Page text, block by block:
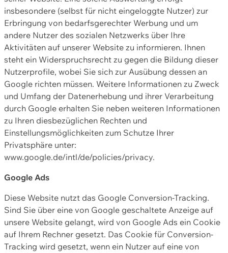
insbesondere (selbst für nicht eingeloggte Nutzer) zur
Erbringung von bedarfsgerechter Werbung und um
andere Nutzer des sozialen Netzwerks über Ihre
Aktivitäten auf unserer Website zu informieren. Ihnen
steht ein Widerspruchsrecht zu gegen die Bildung dieser
Nutzerprofile, wobei Sie sich zur Ausübung dessen an
Google richten müssen. Weitere Informationen zu Zweck
und Umfang der Datenerhebung und ihrer Verarbeitung
durch Google erhalten Sie neben weiteren Informationen
zu Ihren diesbezüglichen Rechten und
Einstellungsmöglichkeiten zum Schutze Ihrer
Privatsphäre unter:
www.google.de/intl/de/policies/privacy.
Google Ads
Diese Website nutzt das Google Conversion-Tracking.
Sind Sie über eine von Google geschaltete Anzeige auf
unsere Website gelangt, wird von Google Ads ein Cookie
auf Ihrem Rechner gesetzt. Das Cookie für Conversion-
Tracking wird gesetzt, wenn ein Nutzer auf eine von